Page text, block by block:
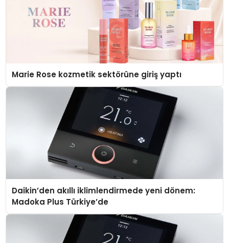
Marie Rose kozmetik sektörüne giriş yaptı
Daikin’den akıllı iklimlendirmede yeni dönem:
Madoka Plus Türkiye’de